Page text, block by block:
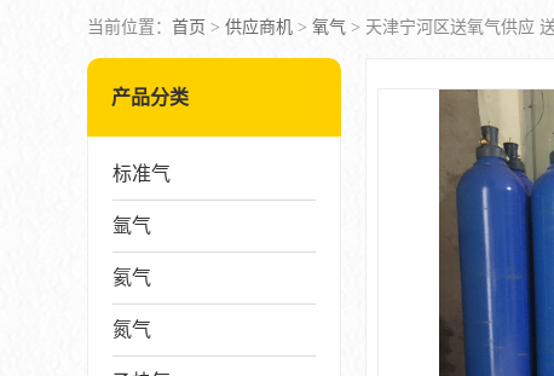
当前位置： 首页 > 供应商机 > 氧气 > 天津宁河区送氧气供应
产品分类
标准气
氩气
氦气
氮气